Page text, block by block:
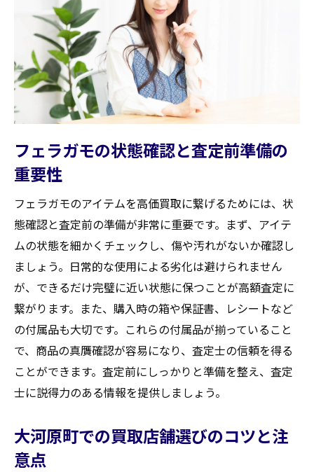
る
ブランドの魅力を伝えるためのプレゼンテ
ーション技術
査定員と良好な関係を築くためのコミュニ
ケーション術
買取価格に影響を与える流行とトレンド
フェラガモ買取の際のプロの交渉術の活用
宮城県柴田郡大河原町でフェラガモ買取を成功
価格交渉の際に使える心理テクニック
大河原町でのフェラガモ買取交渉のタイミ
ング
経験者が語る交渉成功例と失敗例
市場価格を踏まえた交渉ポイントの設定
交渉時に避けるべき一般的なミス
交渉力を高めるための準備と練習方法
ブランドの価値を引き出す宮城県柴田郡大河原
町での買取市場の動向
大河原町におけるフェラガモ買取の現状分
析
フェラガモの状態確認と査定前準備の
重要性
フェラガモのアイテムを高価買取に繋げるためには、状
態確認と査定前の準備が非常に重要です。まず、アイテ
ムの状態を細かくチェックし、傷や汚れがないか確認し
ましょう。日常的な使用による劣化は避けられません
が、できるだけ完璧に近い状態に保つことが高額査定に
繋がります。また、購入時の箱や保証書、レシートなど
の付属品も大切です。これらの付属品が揃っていること
で、商品の真贋確認が容易になり、査定士の信頼を得る
ことができます。査定前にしっかりと準備を整え、査定
士に説得力のある情報を提供しましょう。
大河原町での買取店舗選びのコツと注
意点